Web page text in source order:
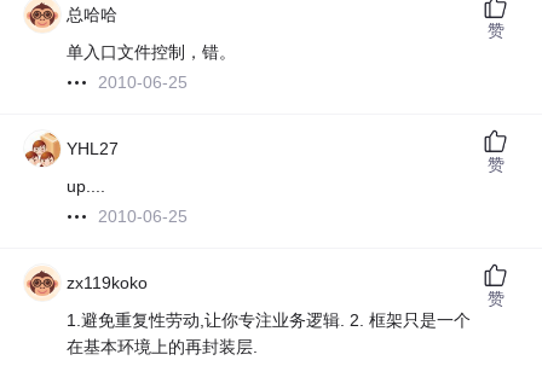
总哈哈
单入口文件控制，错。
2010-06-25
赞
YHL27
up....
2010-06-25
赞
zx119koko
1.避免重复性劳动,让你专注业务逻辑. 2. 框架只是一个
在基本环境上的再封装层.
赞